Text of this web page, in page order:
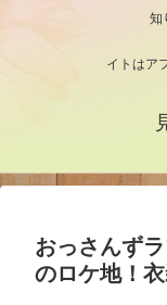
知
イトはア
おっさんず
のロケ地！